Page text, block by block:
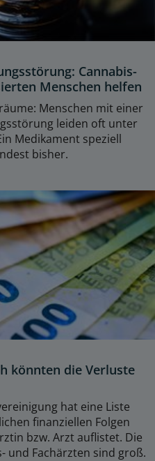
Cannabis-
Menschen helfen
Menschen mit einer
leiden oft unter
Medikament speziell
bisher.
könnten die Verluste
hat eine Liste
finanziellen Folgen
bzw. Arzt auflistet. Die
und Fachärzten sind groß.